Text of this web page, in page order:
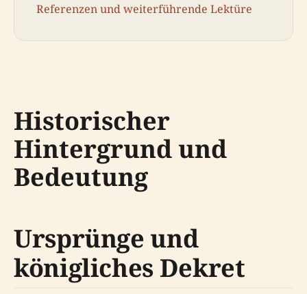
Referenzen und weiterführende Lektüre
Historischer
Hintergrund und
Bedeutung
Ursprünge und
königliches Dekret